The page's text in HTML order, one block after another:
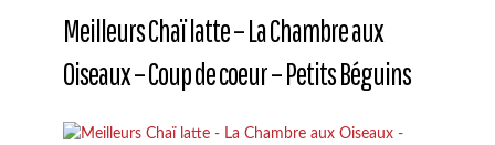
Meilleurs Chaï latte – La Chambre aux
Oiseaux – Coup de coeur – Petits Béguins